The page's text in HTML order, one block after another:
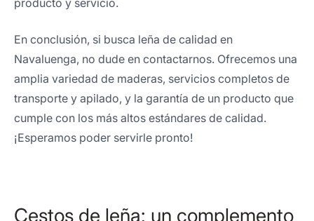
producto y servicio.
En conclusión, si busca leña de calidad en
Navaluenga, no dude en contactarnos. Ofrecemos una
amplia variedad de maderas, servicios completos de
transporte y apilado, y la garantía de un producto que
cumple con los más altos estándares de calidad.
¡Esperamos poder servirle pronto!
Cestos de leña: un complemento